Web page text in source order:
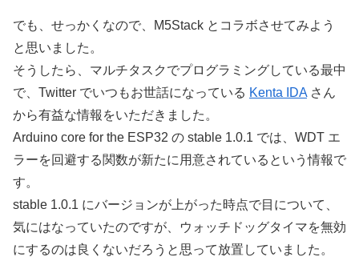
でも、せっかくなので、M5Stack とコラボさせてみよう
と思いました。
そうしたら、マルチタスクでプログラミングしている最中
で、Twitter でいつもお世話になっている Kenta IDA さん
から有益な情報をいただきました。
Arduino core for the ESP32 の stable 1.0.1 では、WDT エ
ラーを回避する関数が新たに用意されているという情報で
す。
stable 1.0.1 にバージョンが上がった時点で目について、
気にはなっていたのですが、ウォッチドッグタイマを無効
にするのは良くないだろうと思って放置していました。